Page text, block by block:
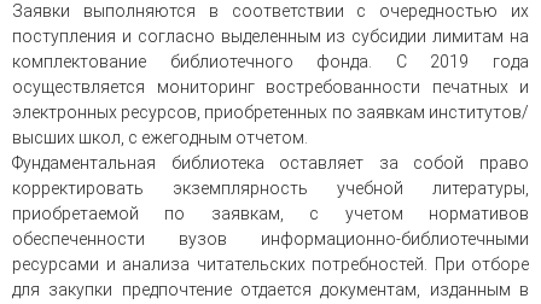
Заявки выполняются в соответствии с очередностью их
поступления и согласно выделенным из субсидии лимитам на
комплектование библиотечного фонда. С 2019 года
осуществляется мониторинг востребованности печатных и
электронных ресурсов, приобретенных по заявкам институтов/
высших школ, с ежегодным отчетом.
Фундаментальная библиотека оставляет за собой право
корректировать экземплярность учебной литературы,
приобретаемой по заявкам, с учетом нормативов
обеспеченности вузов информационно-библиотечными
ресурсами и анализа читательских потребностей. При отборе
для закупки предпочтение отдается документам, изданным в